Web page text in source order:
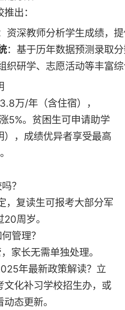
出：
资深教师分析学生成绩，
：基于历年数据预测录取
织研学、志愿活动等丰富
万/年（含住宿），
5%。贫困生可申请助学
），成绩优异者享受最高
？
复读生可报考大部分军
周岁。
管理？
家长无需单独处理。
年最新政策解读？立
文化补习学校招生办，或
动态更新。